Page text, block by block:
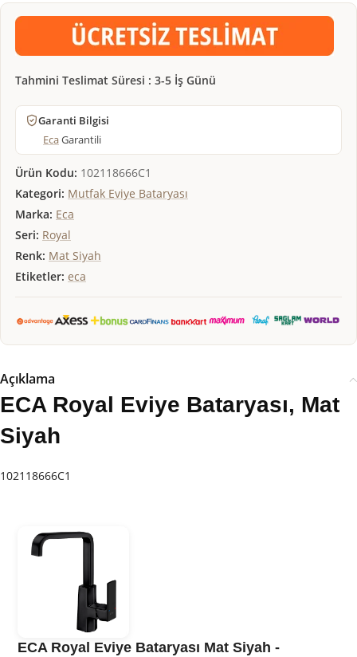
Tahmini Teslimat Süresi : 3-5 İş Günü
Garanti Bilgisi
EcaGarantili
Ürün Kodu: 102118666C1
Kategori: Mutfak Eviye Bataryası
Marka: Eca
Seri: Royal
Renk: Mat Siyah
Etiketler: eca
Açıklama
ECA Royal Eviye Bataryası, Mat
Siyah
102118666C1
ECA Royal Eviye Bataryası Mat Siyah -